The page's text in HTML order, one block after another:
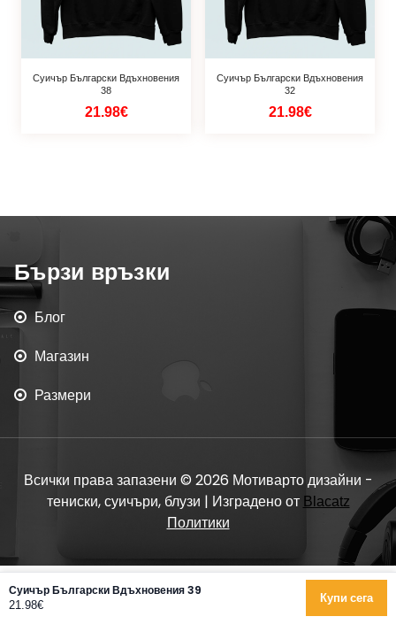
Суичър Български Вдъхновения
38
21.98€
Суичър Български Вдъхновения
32
21.98€
Бързи връзки
Блог
Магазин
Размери
Всички права запазени © 2026 Мотиварто дизайни -
тениски, суичъри, блузи | Изградено от Blacatz
Политики
Суичър Български Вдъхновения 39
21.98€ Купи сега